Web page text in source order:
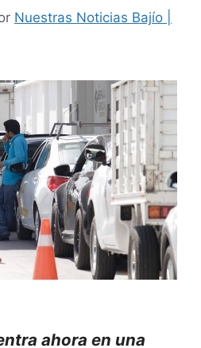
Nuestras Noticias Bajío |
ahora en una